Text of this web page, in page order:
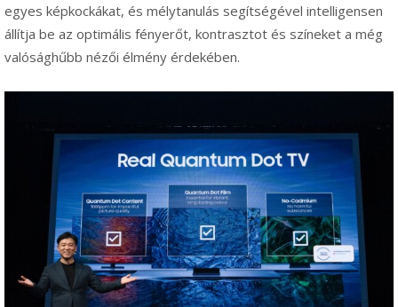
egyes képkockákat, és mélytanulás segítségével intelligensen
állítja be az optimális fényerőt, kontrasztot és színeket a még
valósághűbb nézői élmény érdekében.